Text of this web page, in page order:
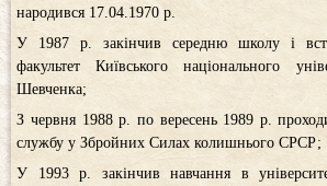
народився 17.04.1970 р.
У 1987 р. закінчив середню школу і
факультет Київського національного
Шевченка;
З червня 1988 р. по вересень 1989 р.
службу у Збройних Силах колишнього СРСР;
У 1993 р. закінчив навчання в